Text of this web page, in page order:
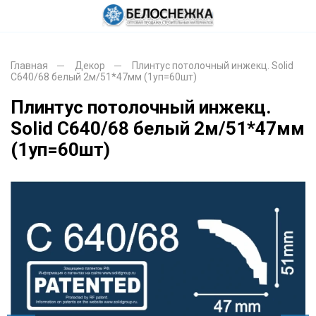
Главная Декор
Плинтус потолочный инжекц. Solid
С640/68 белый 2м/51*47мм (1уп=60шт)
Плинтус потолочный инжекц.
Solid С640/68 белый 2м/51*47мм
(1уп=60шт)